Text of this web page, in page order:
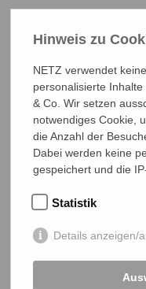
Marktlaubenstraße 9
35390 Gießen
Germany
netz@bangladesch.org
START
Hinweis zu
NETZ verwendet
personalisierte
& Co. Wir setzen
notwendiges Cookie,
die Anzahl der
Dabei werden keine
gespeichert und die
Statistik
Details anzeigen/